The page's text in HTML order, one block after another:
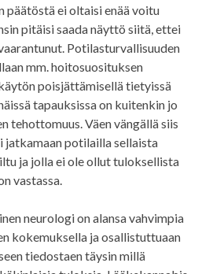
päätöstä ei oltaisi enää voitu
pitäisi saada näyttö siitä, ettei
Potilasturvallisuuden
mm. hoitosuosituksen
poisjättämisellä tietyissä
tapauksissa on kuitenkin jo
tehottomuus. Väen vängällä siis
jatkamaan potilailla sellaista
ja jolla ei ole ollut tuloksellista
vastassa.
neurologi on alansa vahvimpia
kokemuksella ja osallistuttuaan
tiedostaen täysin millä